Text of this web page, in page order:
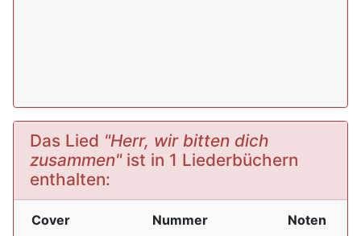
Das Lied "Herr, wir bitten dich
zusammen"ist in 1 Liederbüchern
enthalten:
Cover Nummer Noten